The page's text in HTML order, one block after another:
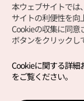
Copyright (c)
サイトエラー報
本ウェブサイトでは、
サイトの利便性を向
Cookieの収集に同意
ボタンをクリックし
Cookieに関する詳
をご覧ください。